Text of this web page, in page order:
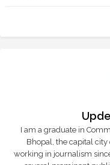
I am a graduate in
Bhopal, the capital city
working in journalism